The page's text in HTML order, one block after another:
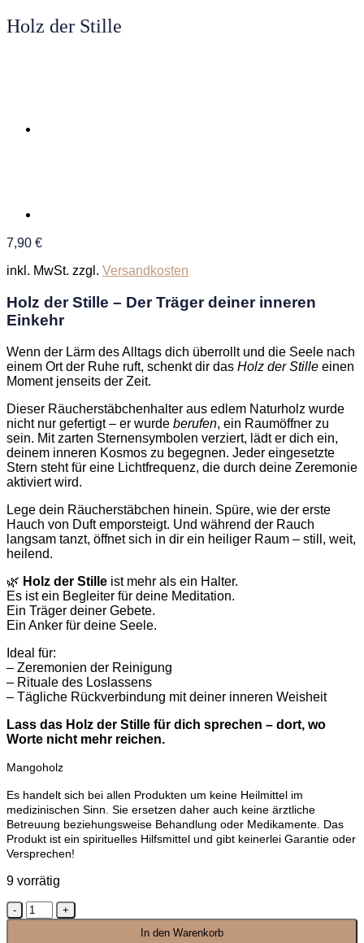
Holz der Stille
7,90 €
inkl. MwSt. zzgl. Versandkosten
Holz der Stille – Der Träger deiner inneren
Einkehr
Wenn der Lärm des Alltags dich überrollt und die Seele nach
einem Ort der Ruhe ruft, schenkt dir das Holz der Stille einen
Moment jenseits der Zeit.
Dieser Räucherstäbchenhalter aus edlem Naturholz wurde
nicht nur gefertigt – er wurde berufen, ein Raumöffner zu
sein. Mit zarten Sternensymbolen verziert, lädt er dich ein,
deinem inneren Kosmos zu begegnen. Jeder eingesetzte
Stern steht für eine Lichtfrequenz, die durch deine Zeremonie
aktiviert wird.
Lege dein Räucherstäbchen hinein. Spüre, wie der erste
Hauch von Duft emporsteigt. Und während der Rauch
langsam tanzt, öffnet sich in dir ein heiliger Raum – still, weit,
heilend.
🌿 Holz der Stille ist mehr als ein Halter.
Es ist ein Begleiter für deine Meditation.
Ein Träger deiner Gebete.
Ein Anker für deine Seele.
Ideal für:
– Zeremonien der Reinigung
– Rituale des Loslassens
– Tägliche Rückverbindung mit deiner inneren Weisheit
Lass das Holz der Stille für dich sprechen – dort, wo
Worte nicht mehr reichen.
Mangoholz
Es handelt sich bei allen Produkten um keine Heilmittel im
medizinischen Sinn. Sie ersetzen daher auch keine ärztliche
Betreuung beziehungsweise Behandlung oder Medikamente. Das
Produkt ist ein spirituelles Hilfsmittel und gibt keinerlei Garantie oder
Versprechen!
9 vorrätig
Holz
der
In den Warenkorb